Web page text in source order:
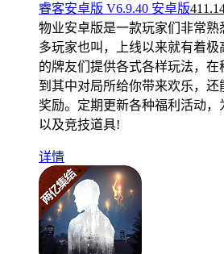
睿客安卓版 V6.9.40 安卓版
物业安卓版是一款玩家们非常熟
多玩家也叫，上线以来就有着
的牌友们提供各式各样玩法，
到其中对局所给你带来欢乐，
奖励。定期更新各种福利活动
以及竞技道具!
详情